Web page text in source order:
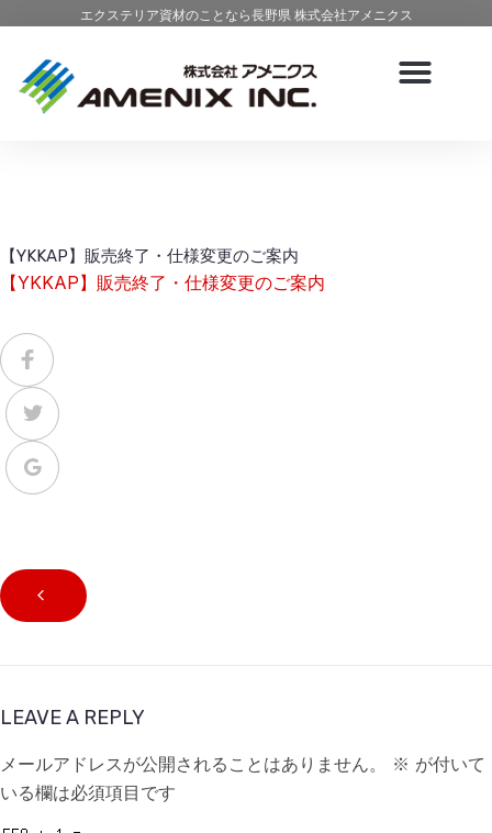
エクステリア資材のことなら長野県 株式会社アメニクス
【YKKAP】販売終了・仕様変更のご案内
【YKKAP】販売終了・仕様変更のご案内
LEAVE A REPLY
メールアドレスが公開されることはありません。 ※ が付いて
いる欄は必須項目です